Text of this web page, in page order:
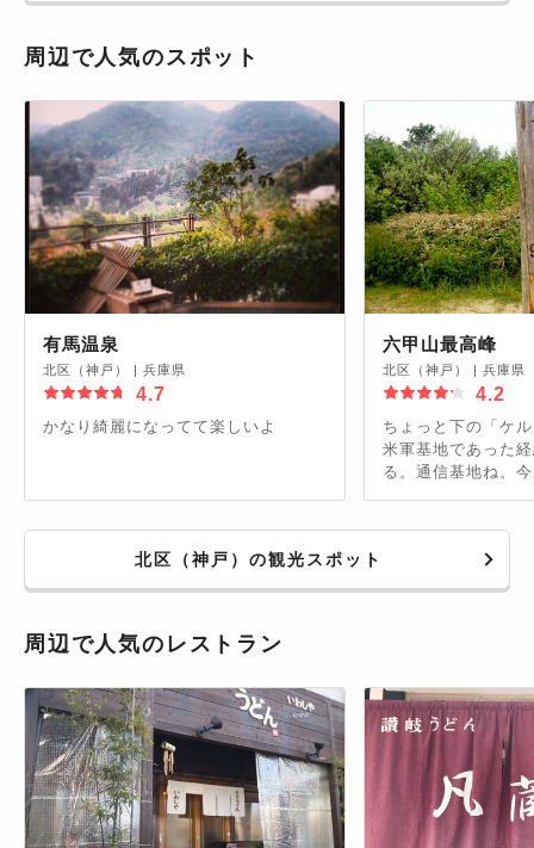
周辺で人気のスポット
有馬温泉
北区（神戸） 兵庫県
4.7
かなり綺麗になってて楽しいよ
六甲山最高峰
北区（神戸） 兵庫県
4.2
ちょっと下の「ケ
米軍基地であった
る。通信基地ね。
北区（神戸）の観光スポット
周辺で人気のレストラン